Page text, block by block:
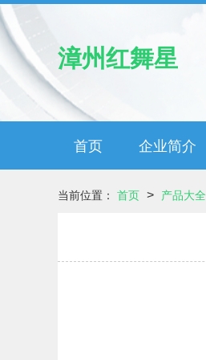
漳州红舞星
首页 企业简介
当前位置： 首页 > 产品大全